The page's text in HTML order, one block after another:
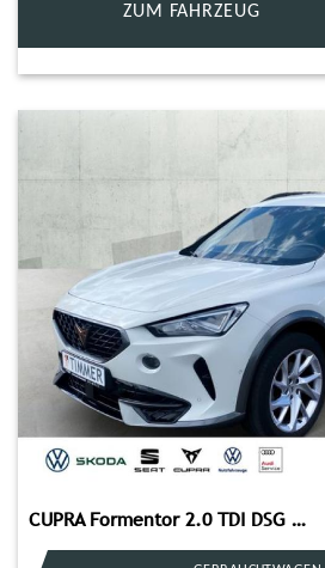
ZUM FAHRZEUG
CUPRA Formentor 2.0 TDI DSG 4DRIVE AHK+BEATS +LEd +ACC